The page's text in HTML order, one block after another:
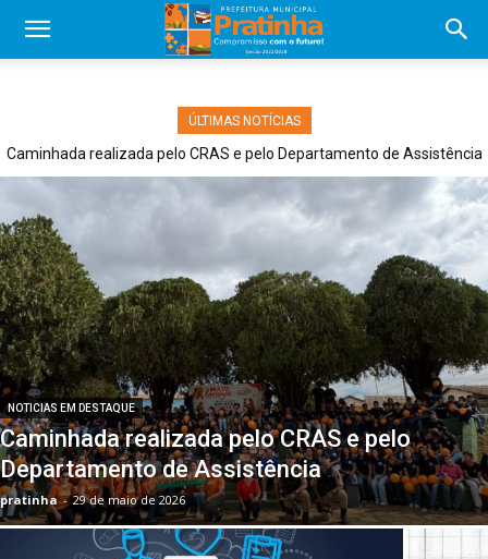
ÚLTIMAS NOTÍCIAS
Caminhada realizada pelo CRAS e pelo Departamento de Assistência
NOTICIAS EM DESTAQUE
Caminhada realizada pelo CRAS e pelo
Departamento de Assistência
pratinha - 29 de maio de 2026